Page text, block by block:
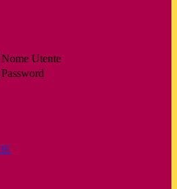
Nome Utente
Password